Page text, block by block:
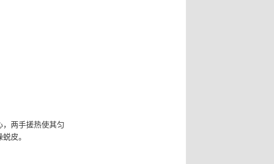
两手搓热使其匀
皮。